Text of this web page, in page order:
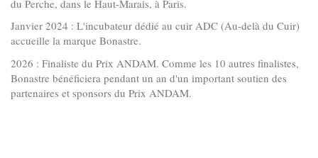
du Perche, dans le Haut-Marais, à Paris.
Janvier 2024 : L'incubateur dédié au cuir ADC (Au-delà du Cuir)
accueille la marque Bonastre.
2026 : Finaliste du Prix ANDAM. Comme les 10 autres finalistes,
Bonastre bénéficiera pendant un an d'un important soutien des
partenaires et sponsors du Prix ANDAM.